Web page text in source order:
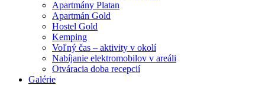
Apartmány Platan
Apartmán Gold
Hostel Gold
Kemping
Voľný čas – aktivity v okolí
Nabíjanie elektromobilov v areáli
Otváracia doba recepcií
Galérie